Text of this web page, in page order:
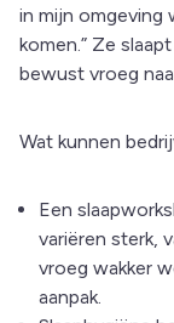
in mijn omgeving
komen.” Ze
bewust vroeg
Wat kunnen
Een
variëren sterk,
vroeg wakker
aanpak.